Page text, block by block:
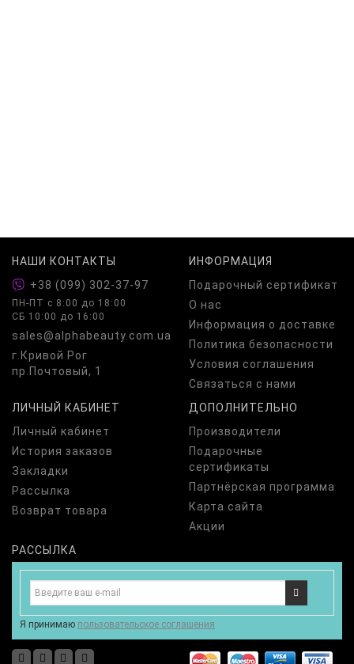
НАШИ КОНТАКТЫ
+38 (099) 302-37-97
ПН-ПТ c 8:00 до 18:00
СБ 10:00 до 16:00
sales@alphabeauty.com.ua
г.Кривой Рог
пр.Почтовый, 1
ИНФОРМАЦИЯ
Подарочный сертификат
О нас
Информация о доставке
Политика безопасности
Условия соглашения
Связаться с нами
ЛИЧНЫЙ КАБИНЕТ
Личный кабинет
История заказов
Закладки
Рассылка
Возврат товара
ДОПОЛНИТЕЛЬНО
Производители
Подарочные
сертификаты
Партнёрская программа
Карта сайта
Акции
РАССЫЛКА
Я принимаю пользовательское соглашения